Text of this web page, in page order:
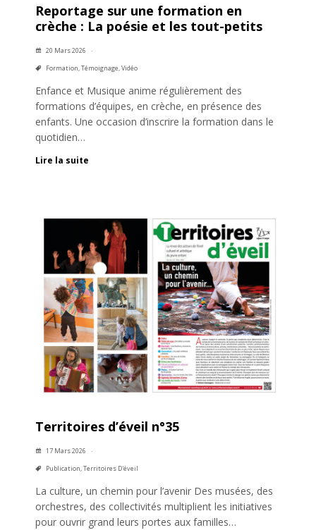
Reportage sur une formation en
crèche : La poésie et les tout-petits
20 Mars 2026
Formation,Témoignage,Vidéo
Enfance et Musique anime régulièrement des
formations d’équipes, en crèche, en présence des
enfants. Une occasion d’inscrire la formation dans le
quotidien…
Lire la suite
Territoires d’éveil n°35
17 Mars 2026
Publication,Territoires D'éveil
La culture, un chemin pour l’avenir Des musées, des
orchestres, des collectivités multiplient les initiatives
pour ouvrir grand leurs portes aux familles…